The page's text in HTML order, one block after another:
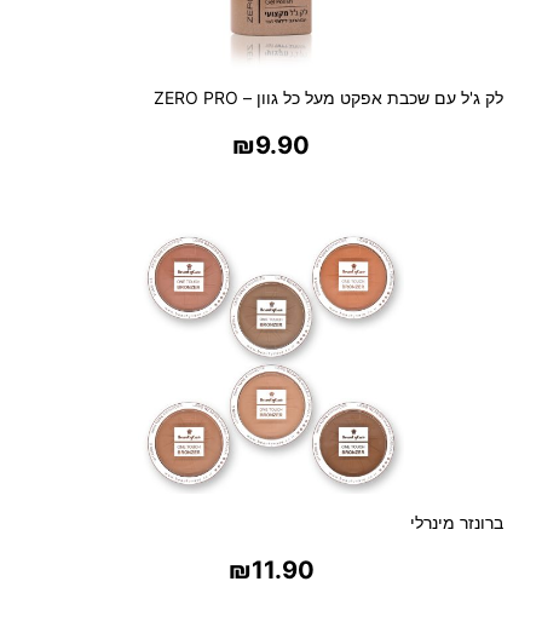
י
לק ג'ל עם שכבת אפקט מעל כל גוון – ZERO PRO
₪9.90
ברונזר מינרלי
₪11.90